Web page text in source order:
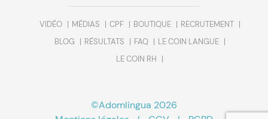
votre navigation, vous adresser un service personnalisé et de détecter
d'éventuels problèmes pour y remédier. A tout moment, vous avez la
possibilité de de paramétrer votre consentement aux différentes
Lire la politique de confidentialité
VIDÉO MÉDIAS CPF BOUTIQUE
RECRUTEMENT
BLOG
RÉSULTATS FAQ
LE COIN LANGUE
LE COIN RH
©Adomlingua 2026